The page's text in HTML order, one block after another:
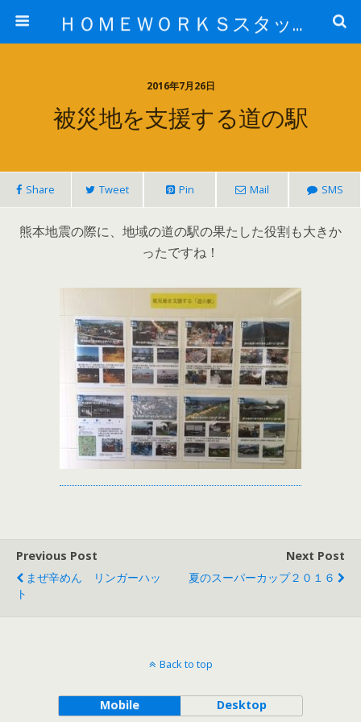
ＨＯＭＥＷＯＲＫＳスタッフ日記ブログ
2016年7月26日
被災地を支援する道の駅
Share Tweet Pin Mail SMS
熊本地震の際に、地域の道の駅の果たした役割も大きか
ったですね！
Previous Post
まぜ辛めん リンガーハッ
ト
Next Post
夏のスーパーカップ２０１６
Back to top
Mobile Desktop